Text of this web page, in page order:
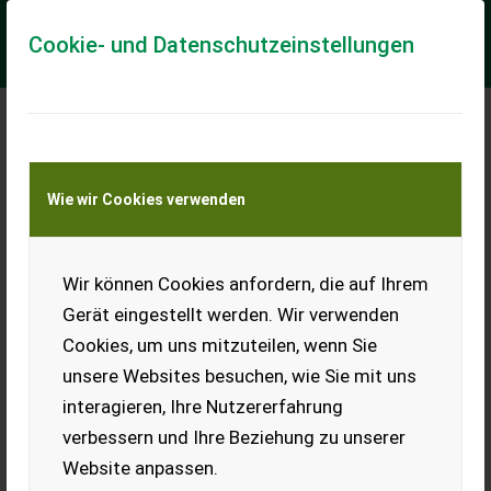
Cookie- und Datenschutzeinstellungen
Wie wir Cookies verwenden
Wir können Cookies anfordern, die auf Ihrem
Gerät eingestellt werden. Wir verwenden
Cookies, um uns mitzuteilen, wenn Sie
unsere Websites besuchen, wie Sie mit uns
interagieren, Ihre Nutzererfahrung
verbessern und Ihre Beziehung zu unserer
Website anpassen.
Meine Transportkostenanfrage
Transport von Land- und Baumaschinen –
KEINE Tiertransporte
Schweinehälften vom Freilandschwein
Schweinehälften vom Freilandschwein, auf Wunsch auch
zerlegt. € 4,- pro kg.
EUR 0